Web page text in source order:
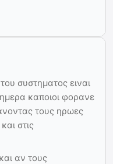
συστηματος ειναι
καποιοι φορανε
τους ηρωες
στις
αν τους